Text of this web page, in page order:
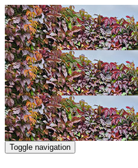
Toggle navigation